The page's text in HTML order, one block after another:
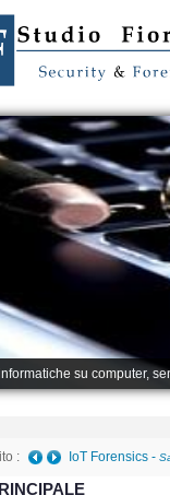
su computer,
: IoT Forensics -